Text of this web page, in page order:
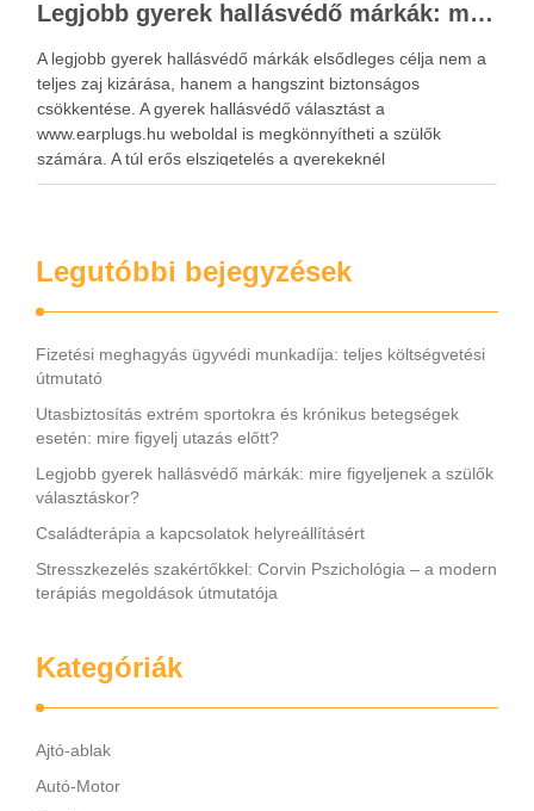
Legjobb gyerek hallásvédő márkák: mire figyeljenek a szülők választáskor?
A legjobb gyerek hallásvédő márkák elsődleges célja nem a
teljes zaj kizárása, hanem a hangszint biztonságos
csökkentése. A gyerek hallásvédő választást a
www.earplugs.hu weboldal is megkönnyítheti a szülők
számára. A túl erős elszigetelés a gyerekeknél
kényelmetlenséget, félelmet vagy dezorientáltságot is
Legutóbbi bejegyzések
Fizetési meghagyás ügyvédi munkadíja: teljes költségvetési
útmutató
Utasbiztosítás extrém sportokra és krónikus betegségek
esetén: mire figyelj utazás előtt?
Legjobb gyerek hallásvédő márkák: mire figyeljenek a szülők
választáskor?
Családterápia a kapcsolatok helyreállításért
Stresszkezelés szakértőkkel: Corvin Pszichológia – a modern
terápiás megoldások útmutatója
Kategóriák
Ajtó-ablak
Autó-Motor